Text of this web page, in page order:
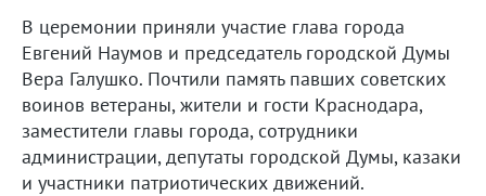
В церемонии приняли участие глава города
Евгений Наумов и председатель городской Думы
Вера Галушко. Почтили память павших советских
воинов ветераны, жители и гости Краснодара,
заместители главы города, сотрудники
администрации, депутаты городской Думы, казаки
и участники патриотических движений.